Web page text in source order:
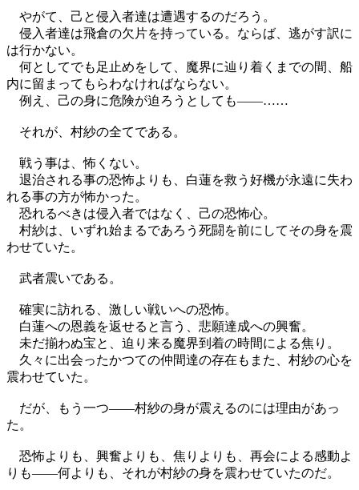
やがて、己と侵入者達は遭遇するのだろう。
侵入者達は飛倉の欠片を持っている。ならば、逃がす訳に
は行かない。
何としてでも足止めをして、魔界に辿り着くまでの間、船
内に留まってもらわなければならない。
例え、己の身に危険が迫ろうとしても――……
それが、村紗の全てである。
戦う事は、怖くない。
退治される事の恐怖よりも、白蓮を救う好機が永遠に失わ
れる事の方が怖かった。
恐れるべきは侵入者ではなく、己の恐怖心。
村紗は、いずれ始まるであろう死闘を前にしてその身を震
わせていた。
武者震いである。
確実に訪れる、激しい戦いへの恐怖。
白蓮への恩義を返せると言う、悲願達成への興奮。
未だ揃わぬ宝と、迫り来る魔界到着の時間による焦り。
久々に出会ったかつての仲間達の存在もまた、村紗の心を
震わせていた。
だが、もう一つ――村紗の身が震えるのには理由があっ
た。
恐怖よりも、興奮よりも、焦りよりも、再会による感動よ
りも――何よりも、それが村紗の身を震わせていたのだ。